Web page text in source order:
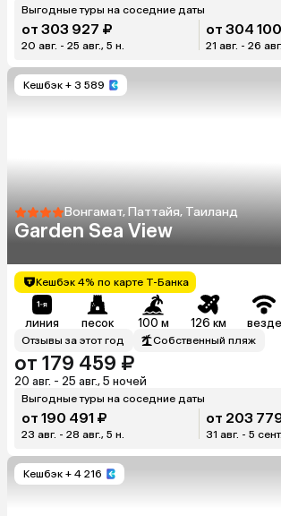
Выгодные туры на соседние даты
от 303 927 ₽
20 авг. - 25 авг., 5 н.
от 304
21 авг. - 26
Кешбэк + 3 589
Вонгамат, Паттайя, Таиланд
Garden Sea View
Кешбэк 4% по карте Т-Банка
линия песок 100 м 126 км везде
Отзывы за этот год Собственный пляж
от 179 459 ₽
20 авг. - 25 авг., 5 ночей
Выгодные туры на соседние даты
от 190 491 ₽
23 авг. - 28 авг., 5 н.
от 203
31 авг. - 5
Кешбэк + 4 216